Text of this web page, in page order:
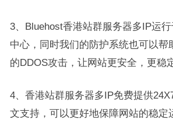
3、Bluehost香港站群服务器多IP运
中心，同时我们的防护系统也可以帮
的DDOS攻击，让网站更安全，更稳
4、香港站群服务器多IP免费提供
文支持，可以更好地保障网站的稳定